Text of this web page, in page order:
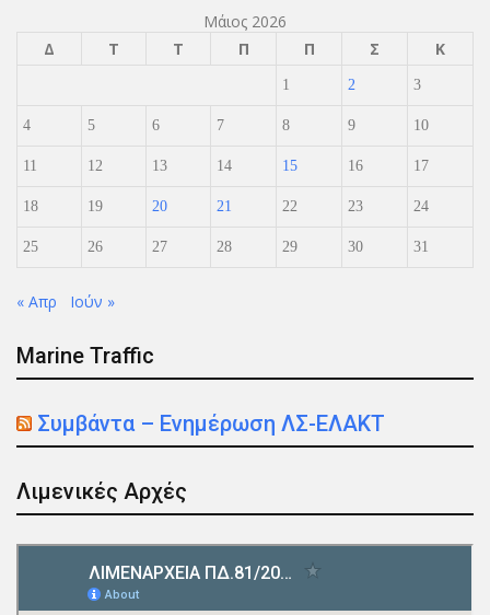
Μάιος 2026
Δ
Τ Τ Π Π Σ Κ
1 2 3
4 5 6 7 8 9 10
11 12 13 14 15 16 17
18 19 20 21 22 23 24
25 26 27 28 29 30 31
« Απρ Ιούν »
Marine Traffic
Συμβάντα – Ενημέρωση ΛΣ-ΕΛΑΚΤ
Λιμενικές Αρχές